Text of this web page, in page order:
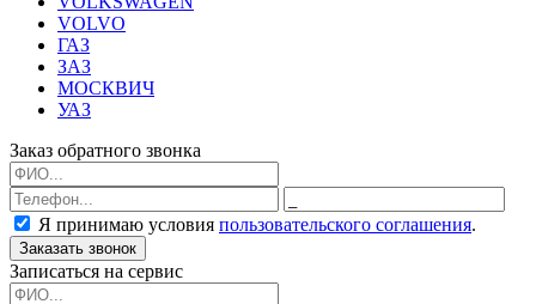
VOLVO
ГАЗ
ЗАЗ
МОСКВИЧ
УАЗ
Заказ обратного звонка
Я принимаю условия пользовательского соглашения.
Заказать звонок
Записаться на сервис